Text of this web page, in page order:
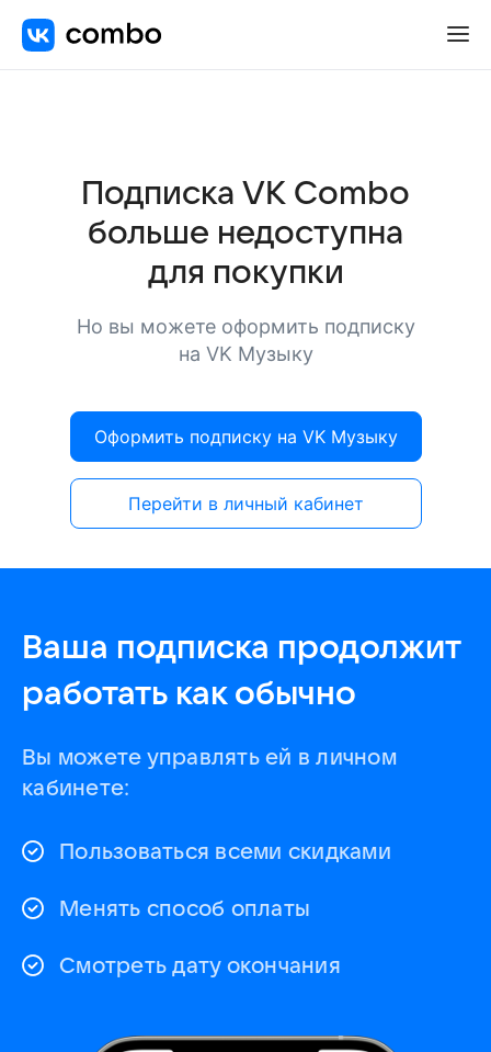
Подписка VK Combo
больше недоступна
для покупки
Но вы можете оформить подписку
на VK Музыку
Оформить подписку на VK Музыку
Перейти в личный кабинет
Ваша подписка продолжит
работать как обычно
Вы можете управлять ей в личном
кабинете:
Пользоваться всеми скидками
Менять способ оплаты
Смотреть дату окончания